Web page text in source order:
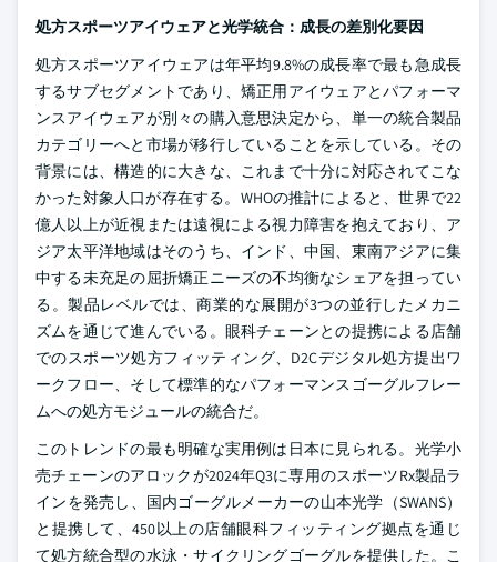
処方スポーツアイウェアと光学統合：成長の差別化要因
処方スポーツアイウェアは年平均9.8%の成長率で最も急成長
するサブセグメントであり、矯正用アイウェアとパフォーマ
ンスアイウェアが別々の購入意思決定から、単一の統合製品
カテゴリーへと市場が移行していることを示している。その
背景には、構造的に大きな、これまで十分に対応されてこな
かった対象人口が存在する。WHOの推計によると、世界で22
億人以上が近視または遠視による視力障害を抱えており、ア
ジア太平洋地域はそのうち、インド、中国、東南アジアに集
中する未充足の屈折矯正ニーズの不均衡なシェアを担ってい
る。製品レベルでは、商業的な展開が3つの並行したメカニ
ズムを通じて進んでいる。眼科チェーンとの提携による店舗
でのスポーツ処方フィッティング、D2Cデジタル処方提出ワ
ークフロー、そして標準的なパフォーマンスゴーグルフレー
ムへの処方モジュールの統合だ。
このトレンドの最も明確な実用例は日本に見られる。光学小
売チェーンのアロックが2024年Q3に専用のスポーツRx製品ラ
インを発売し、国内ゴーグルメーカーの山本光学（SWANS）
と提携して、450以上の店舗眼科フィッティング拠点を通じ
て処方統合型の水泳・サイクリングゴーグルを提供した。こ